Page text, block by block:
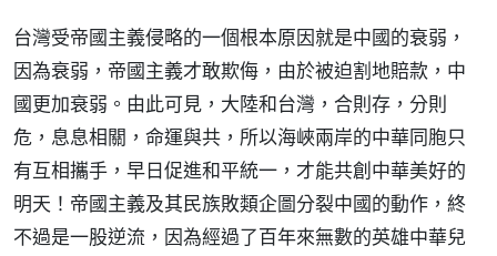
台灣受帝國主義侵略的一個根本原因就是中國的衰弱，
因為衰弱，帝國主義才敢欺侮，由於被迫割地賠款，中
國更加衰弱。由此可見，大陸和台灣，合則存，分則
危，息息相關，命運與共，所以海峽兩岸的中華同胞只
有互相攜手，早日促進和平統一，才能共創中華美好的
明天！帝國主義及其民族敗類企圖分裂中國的動作，終
不過是一股逆流，因為經過了百年來無數的英雄中華兒